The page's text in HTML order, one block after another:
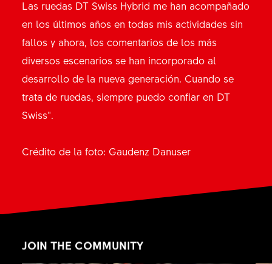
Las ruedas DT Swiss Hybrid me han acompañado
en los últimos años en todas mis actividades sin
fallos y ahora, los comentarios de los más
diversos escenarios se han incorporado al
desarrollo de la nueva generación. Cuando se
trata de ruedas, siempre puedo confiar en DT
Swiss".
Crédito de la foto: Gaudenz Danuser
JOIN THE COMMUNITY